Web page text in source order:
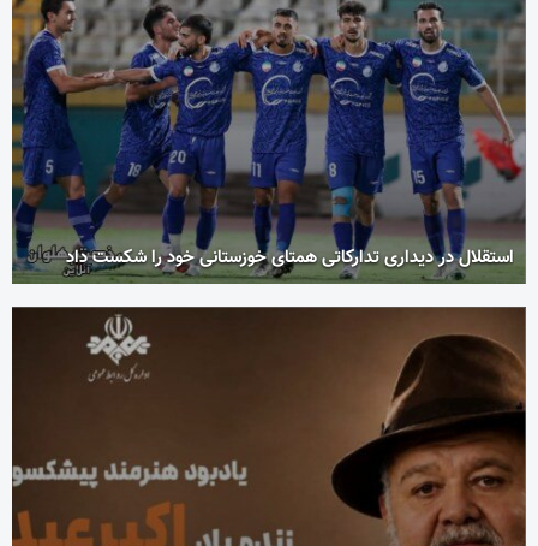
استقلال در دیداری تدارکاتی همتای خوزستانی خود را شکست داد